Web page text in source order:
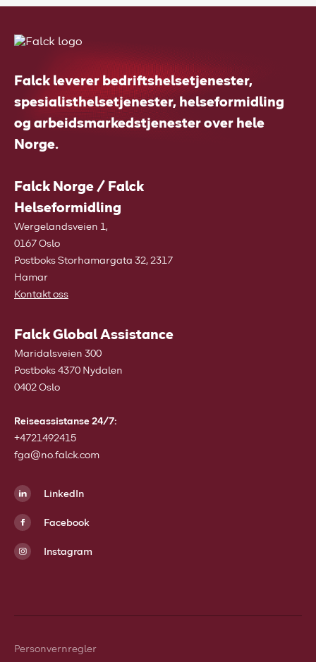
Falck leverer bedriftshelsetjenester,
spesialisthelsetjenester, helseformidling
og arbeidsmarkedstjenester over hele
Norge.
Falck Norge / Falck
Helseformidling
Wergelandsveien 1,
0167 Oslo
Postboks Storhamargata 32, 2317
Hamar
Kontakt oss
Falck Global Assistance
Maridalsveien 300
Postboks 4370 Nydalen
0402 Oslo
Reiseassistanse 24/7:
+4721492415
fga@no.falck.com
LinkedIn
Facebook
Instagram
Personvernregler